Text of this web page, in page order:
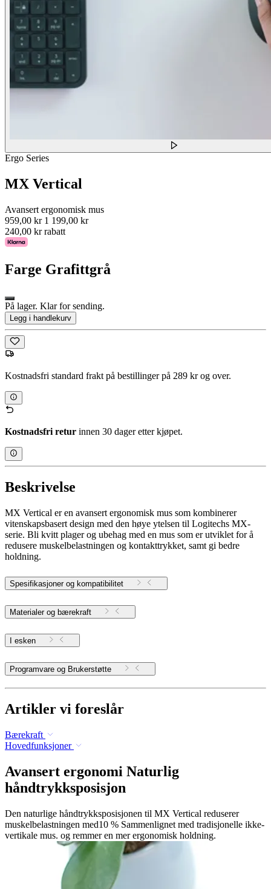
Ergo Series
MX Vertical
Avansert ergonomisk mus
959,00 kr 1 199,00 kr
240,00 kr rabatt
Farge Grafittgrå
På lager. Klar for sending.
Legg i handlekurv
Kostnadsfri standard frakt på bestillinger på 289 kr og over.
Kostnadsfri retur innen 30 dager etter kjøpet.
Beskrivelse
MX Vertical er en avansert ergonomisk mus som kombinerer
vitenskapsbasert design med den høye ytelsen til Logitechs MX-
serie. Bli kvitt plager og ubehag med en mus som er utviklet for å
redusere muskelbelastningen og kontakttrykket, samt gi bedre
holdning.
Spesifikasjoner og kompatibilitet
Materialer og bærekraft
I esken
Programvare og Brukerstøtte
Artikler vi foreslår
Bærekraft
Hovedfunksjoner
Avansert ergonomi Naturlig
håndtrykksposisjon
Den naturlige håndtrykksposisjonen til MX Vertical reduserer
muskelbelastningen med10 % Sammenlignet med tradisjonelle ikke-
vertikale mus. og remmer en mer ergonomisk holdning.